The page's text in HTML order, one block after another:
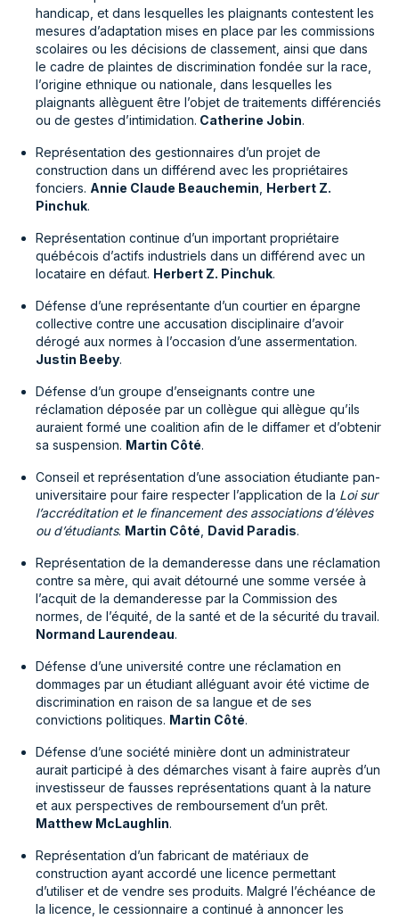
handicap, et dans lesquelles les plaignants contestent les
mesures d’adaptation mises en place par les commissions
scolaires ou les décisions de classement, ainsi que dans
le cadre de plaintes de discrimination fondée sur la race,
l’origine ethnique ou nationale, dans lesquelles les
plaignants allèguent être l’objet de traitements différenciés
ou de gestes d’intimidation. Catherine Jobin.
Représentation des gestionnaires d’un projet de
construction dans un différend avec les propriétaires
fonciers. Annie Claude Beauchemin Herbert Z.
Pinchuk.
Représentation continue d’un important propriétaire
québécois d’actifs industriels dans un différend avec un
locataire en défaut. Herbert Z. Pinchuk.
Défense d’une représentante d’un courtier en épargne
collective contre une accusation disciplinaire d’avoir
dérogé aux normes à l’occasion d’une assermentation.
Justin Beeby.
Défense d’un groupe d’enseignants contre une
réclamation déposée par un collègue qui allègue qu’ils
auraient formé une coalition afin de le diffamer et d’obtenir
sa suspension. Martin Côté.
Conseil et représentation d’une association étudiante pan-
universitaire pour faire respecter l’application de la Loi sur
l’accréditation et le financement des associations d’élèves
ou d’étudiants. Martin Côté David Paradis.
Représentation de la demanderesse dans une réclamation
contre sa mère, qui avait détourné une somme versée à
l’acquit de la demanderesse par la Commission des
normes, de l’équité, de la santé et de la sécurité du travail.
Normand Laurendeau.
Défense d’une université contre une réclamation en
dommages par un étudiant alléguant avoir été victime de
discrimination en raison de sa langue et de ses
convictions politiques. Martin Côté.
Défense d’une société minière dont un administrateur
aurait participé à des démarches visant à faire auprès d’un
investisseur de fausses représentations quant à la nature
et aux perspectives de remboursement d’un prêt.
Matthew McLaughlin.
Représentation d’un fabricant de matériaux de
construction ayant accordé une licence permettant
d’utiliser et de vendre ses produits. Malgré l’échéance de
la licence, le cessionnaire a continué à annoncer les